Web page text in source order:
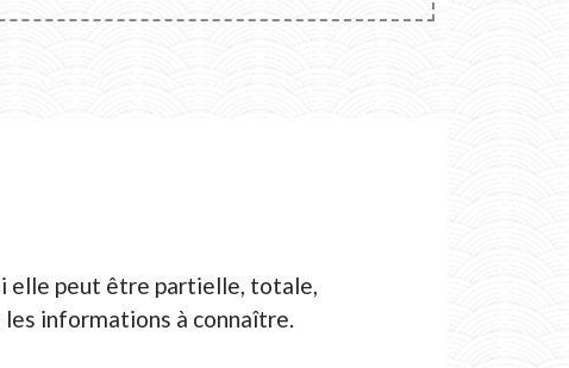
elle peut être partielle, totale,
informations à connaître.